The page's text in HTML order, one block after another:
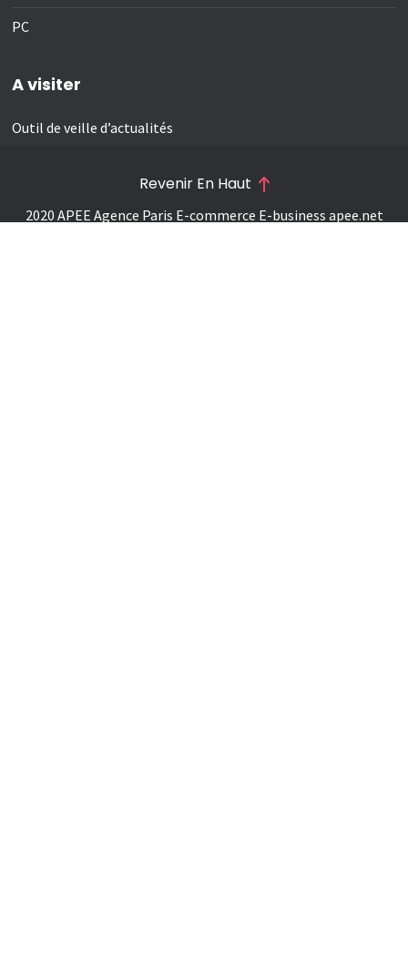
PC
A visiter
Outil de veille d’actualités
2020 APEE Agence Paris E-commerce E-business apee.net
Revenir En Haut